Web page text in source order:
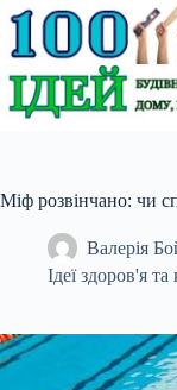
Перейти
до
вмісту
Міф розвінчано: чи
Валерія
Ідеї здоров'я та